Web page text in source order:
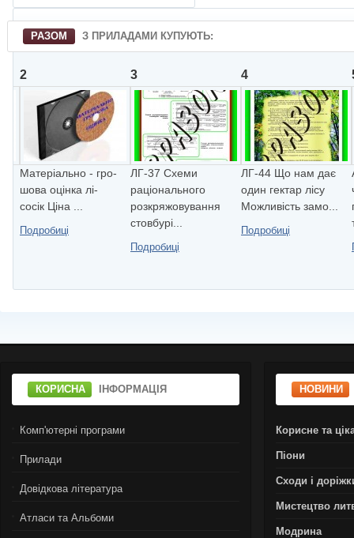
РАЗОМ З ПРИЛАДАМИ КУПУЮТЬ:
2
Матеріально - гро-
шова оцінка лі-
сосік Ціна ...
Подробиці
3
ЛГ-37 Схеми
рацiонального
розкряжовування
стовбурi...
Подробиці
4
ЛГ-44 Що нам дає
один гектар лiсу
Можливiсть замо...
Подробиці
КОРИСНА ІНФОРМАЦІЯ
Комп'ютерні програми
Прилади
Довідкова література
Атласи та Альбоми
НОВИНИ
Корисне та
Піони
Сходи і
Мистецтво
Модрина